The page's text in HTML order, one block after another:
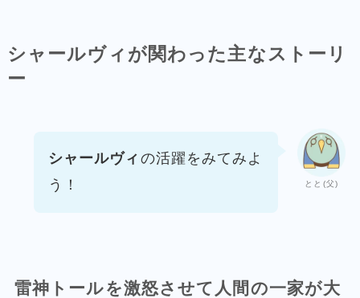
シャールヴィが関わった主なストーリ
ー
とと(父)
シャールヴィ の活躍をみてみよ
う！
雷神トールを激怒させて人間の一家が大